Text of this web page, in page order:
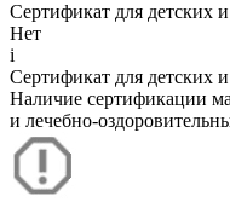
Сертификат для детских
Нет
i
Сертификат для детских
Наличие сертификации
и лечебно-